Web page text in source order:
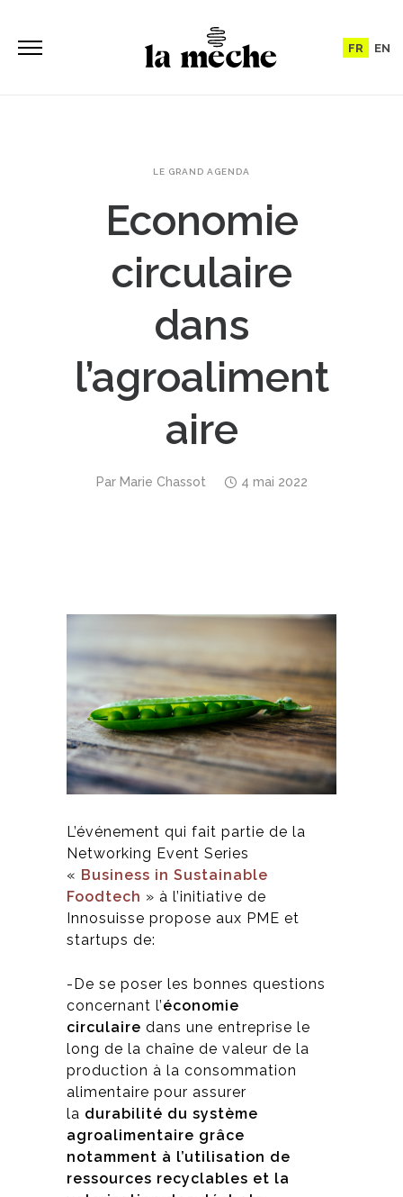
FR EN
LE GRAND AGENDA
Economie
circulaire
dans
l’agroaliment
aire
Par Marie Chassot 4 mai 2022
L’événement qui fait partie de la
Networking Event Series
« Business in Sustainable
Foodtech » à l’initiative de
Innosuisse propose aux PME et
startups de:
-De se poser les bonnes questions
concernant l’économie
circulaire dans une entreprise le
long de la chaîne de valeur de la
production à la consommation
alimentaire pour assurer
la durabilité du système
agroalimentaire grâce
notamment à l’utilisation de
ressources recyclables et la